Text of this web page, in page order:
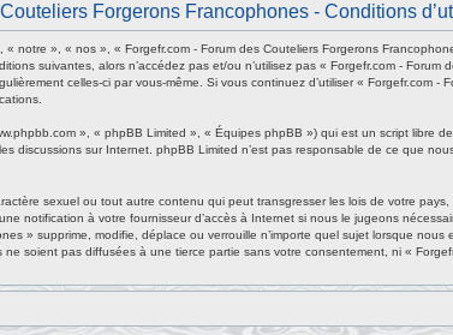
Forgerons Francophones - Conditions
», « nos », « Forgefr.com - Forum des Couteliers Forgerons
suivantes, alors n’accédez pas et/ou n’utilisez pas « Forgefr.com -
celles-ci par vous-même. Si vous continuez d’utiliser « Forgefr.com
», « phpBB Limited », « Équipes phpBB ») qui est un script libre
discussions sur Internet. phpBB Limited n’est pas responsable de ce que
sexuel ou tout autre contenu qui peut transgresser les lois de votre
notification à votre fournisseur d’accès à Internet si nous le jugeons
» supprime, modifie, déplace ou verrouille n’importe quel sujet lorsque
soient pas diffusées à une tierce partie sans votre consentement, ni «